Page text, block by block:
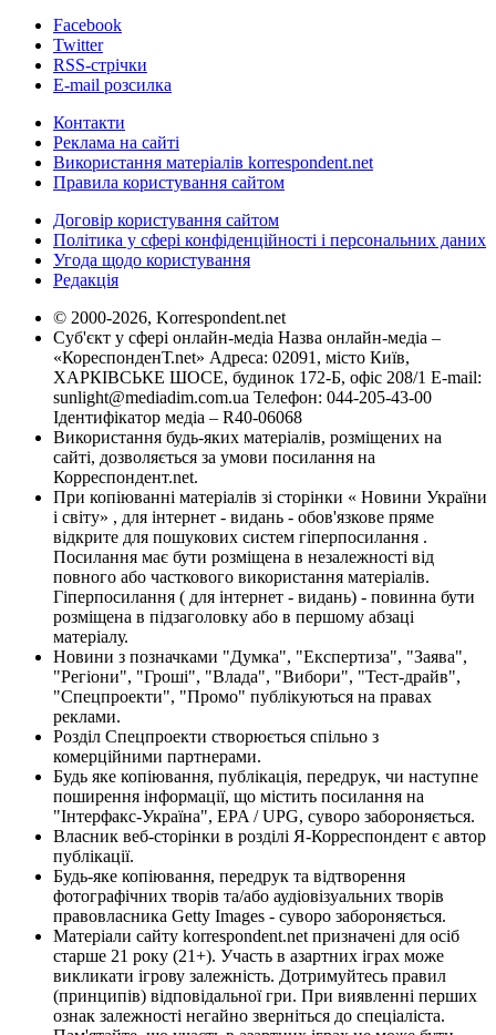
Facebook
Twitter
RSS-стрічки
E-mail розсилка
Контакти
Реклама на сайті
Використання матеріалів korrespondent.net
Правила користування сайтом
Договір користування сайтом
Політика у сфері конфіденційності і персональних даних
Угода щодо користування
Редакція
© 2000-2026, Korrespondent.net
Суб'єкт у сфері онлайн-медіа Назва онлайн-медіа –
«КореспонденТ.net» Адреса: 02091, місто Київ,
ХАРКІВСЬКЕ ШОСЕ, будинок 172-Б, офіс 208/1 E-mail:
sunlight@mediadim.com.ua Телефон: 044-205-43-00
Ідентифікатор медіа – R40-06068
Використання будь-яких матеріалів, розміщених на
сайті, дозволяється за умови посилання на
Корреспондент.net.
При копіюванні матеріалів зі сторінки « Новини України
і світу» , для інтернет - видань - обов'язкове пряме
відкрите для пошукових систем гіперпосилання .
Посилання має бути розміщена в незалежності від
повного або часткового використання матеріалів.
Гіперпосилання ( для інтернет - видань) - повинна бути
розміщена в підзаголовку або в першому абзаці
матеріалу.
Новини з позначками "Думка", "Експертиза", "Заява",
"Регіони", "Гроші", "Влада", "Вибори", "Тест-драйв",
"Спецпроекти", "Промо" публікуються на правах
реклами.
Розділ Спецпроекти створюється спільно з
комерційними партнерами.
Будь яке копіювання, публікація, передрук, чи наступне
поширення інформації, що містить посилання на
"Інтерфакс-Україна", EPA / UPG, суворо забороняється.
Власник веб-сторінки в розділі Я-Корреспондент є автор
публікації.
Будь-яке копіювання, передрук та відтворення
фотографічних творів та/або аудіовізуальних творів
правовласника Getty Images - суворо забороняється.
Матеріали сайту korrespondent.net призначені для осіб
старше 21 року (21+). Участь в азартних іграх може
викликати ігрову залежність. Дотримуйтесь правил
(принципів) відповідальної гри. При виявленні перших
ознак залежності негайно зверніться до спеціаліста.